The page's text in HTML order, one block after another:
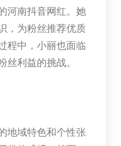
河南抖音网红。她
，为粉丝推荐优质
程中，小丽也面临
丝利益的挑战。
地域特色和个性张